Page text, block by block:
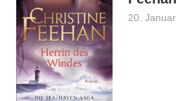
20. Januar